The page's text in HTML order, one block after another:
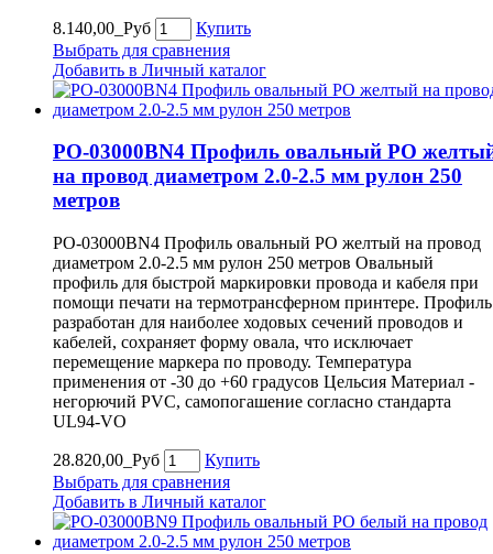
8.140,00_Руб
Купить
Выбрать для сравнения
Добавить в Личный каталог
PO-03000BN4 Профиль овальный PO
на провод диаметром 2.0-2.5 мм рулон 250
метров
PO-03000BN4 Профиль овальный PO желтый на провод
диаметром 2.0-2.5 мм рулон 250 метров Овальный
профиль для быстрой маркировки провода и кабеля при
помощи печати на термотрансферном принтере. Профиль
разработан для наиболее ходовых сечений проводов и
кабелей, сохраняет форму овала, что исключает
перемещение маркера по проводу. Температура
применения от -30 до +60 градусов Цельсия Материал -
негорючий PVC, самопогашение согласно стандарта
UL94-VO
28.820,00_Руб
Купить
Выбрать для сравнения
Добавить в Личный каталог